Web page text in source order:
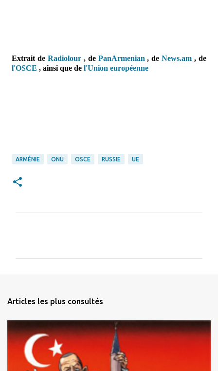
Extrait de Radiolour, de PanArmenian , deNews.am ,de
l'OSCE , ainsi que de l'Union européenne
ARMÉNIE ONU OSCE RUSSIE UE
n
i
Articles les plus consultés